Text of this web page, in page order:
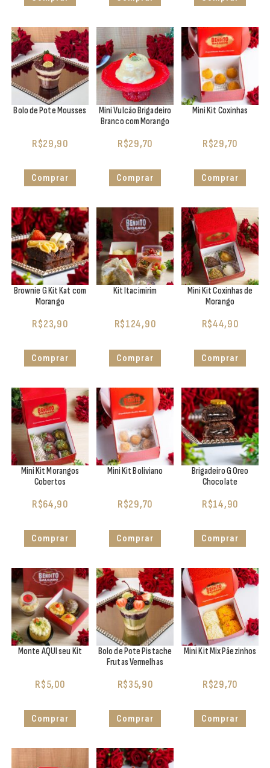
Bolo de Pote Mousses
R$29,90
Comprar
Mini Vulcão Brigadeiro
Branco com Morango
R$29,70
Comprar
Mini Kit Coxinhas
R$29,70
Comprar
Brownie G Kit Kat com
Morango
R$23,90
Comprar
Kit Itacimirim
R$124,90
Comprar
Mini Kit Coxinhas de
Morango
R$44,90
Comprar
Mini Kit Morangos
Cobertos
R$64,90
Comprar
Mini Kit Boliviano
R$29,70
Comprar
Brigadeiro G Oreo
Chocolate
R$14,90
Comprar
Monte AQUI seu Kit
R$5,00
Comprar
Bolo de Pote Pistache
Frutas Vermelhas
R$35,90
Comprar
Mini Kit Mix Pãezinhos
R$29,70
Comprar